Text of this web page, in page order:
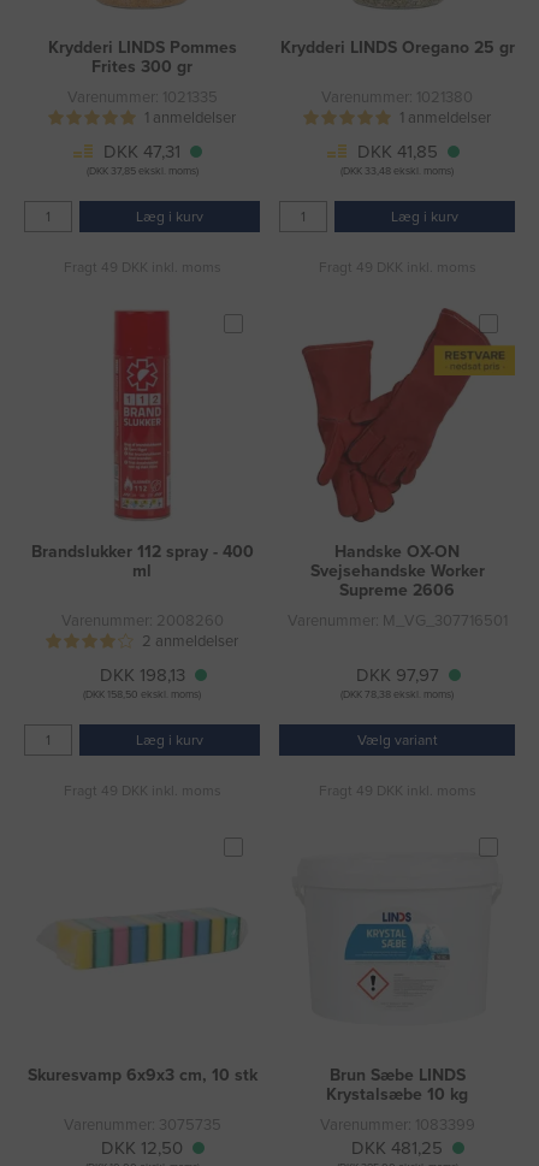
Krydderi LINDS Pommes
Frites 300 gr
Varenummer: 1021335
1 anmeldelser
DKK 47,31
(DKK 37,85 ekskl. moms)
Læg i kurv
Fragt 49 DKK inkl. moms
Krydderi LINDS Oregano 25 gr
Varenummer: 1021380
1 anmeldelser
DKK 41,85
(DKK 33,48 ekskl. moms)
Læg i kurv
Fragt 49 DKK inkl. moms
Brandslukker 112 spray - 400
ml
Varenummer: 2008260
2 anmeldelser
DKK 198,13
(DKK 158,50 ekskl. moms)
Læg i kurv
Fragt 49 DKK inkl. moms
Handske OX-ON
Svejsehandske Worker
Supreme 2606
Varenummer: M_VG_307716501
DKK 97,97
(DKK 78,38 ekskl. moms)
Vælg variant
Fragt 49 DKK inkl. moms
Skuresvamp 6x9x3 cm, 10 stk
Varenummer: 3075735
DKK 12,50
Brun Sæbe LINDS
Krystalsæbe 10 kg
Varenummer: 1083399
DKK 481,25